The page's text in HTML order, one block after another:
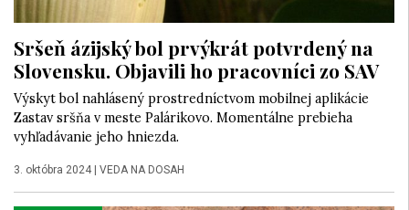
Sršeň ázijský bol prvýkrát potvrdený na
Slovensku. Objavili ho pracovníci zo SAV
Výskyt bol nahlásený prostredníctvom mobilnej aplikácie
Zastav sršňa v meste Palárikovo. Momentálne prebieha
vyhľadávanie jeho hniezda.
3. októbra 2024 VEDA NA DOSAH